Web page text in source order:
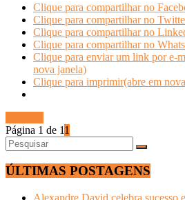
Clique para compartilhar no
Clique para compartilhar no
Clique para compartilhar no
Clique para compartilhar no
Clique para enviar um link por e-
nova janela)
Clique para imprimir(abre em
Página 1 de 11
ÚLTIMAS POSTAGENS
Alexandre David celebra sucesso